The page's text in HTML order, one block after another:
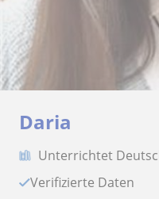
Daria
Unterrichtet
Verifizierte Daten